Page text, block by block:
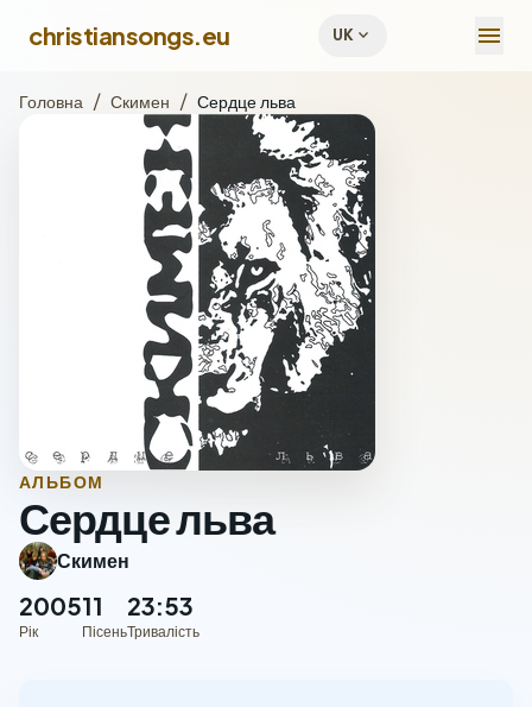
christiansongs.eu UKexpand_more menu
Головна / Скимен / Сердце льва
АЛЬБОМ
Сердце льва
Скимен
2005
Рік
11
Пісень
23:53
Тривалість